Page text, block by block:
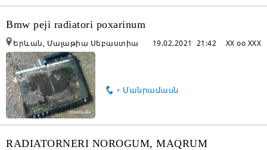
Bmw peji radiatori poxarinum
+ Մանրամասն
XX oo XXX
19.02.2021 21:42
Երևան, Մալաթիա Սեբաստիա
RADIATORNERI NOROGUM, MAQRUM